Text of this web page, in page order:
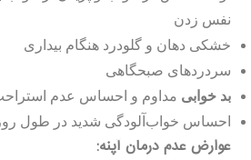
نفس زدن
خشکی دهان و گلودرد هنگام بیداری
سردردهای صبحگاهی
بد خوابی مداوم و احساس عدم
احساس خواب‌آلودگی شدید در طول روز
عوارض عدم درمان آپنه: